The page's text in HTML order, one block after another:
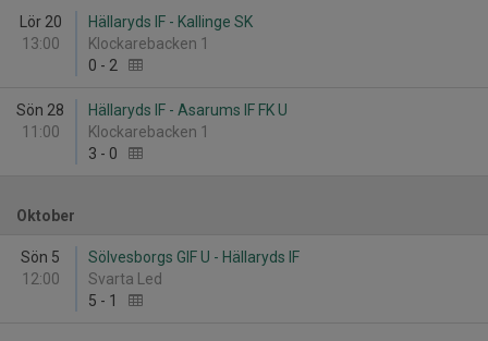
Lör 20
13:00
Hällaryds IF - Kallinge SK
Klockarebacken 1
0 - 2
Sön 28
11:00
Hällaryds IF - Asarums IF FK U
Klockarebacken 1
3 - 0
Oktober
Sön 5
12:00
Sölvesborgs GIF U - Hällaryds IF
Svarta Led
5 - 1